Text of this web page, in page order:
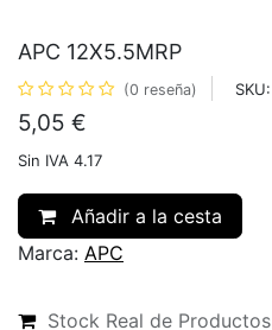
APC 12X5.5MRP
(0 reseña) SKU:
5,05 €
Sin IVA 4.17
Añadir a la cesta
Marca: APC
Stock Real de Productos